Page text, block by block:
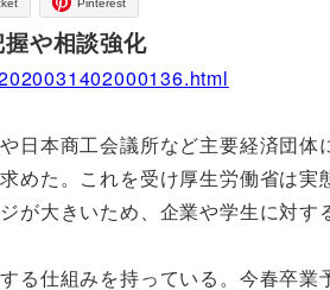
Pinterest
や相談強化
日本商工会議所など主要経済団体
めた。これを受け厚生労働省は実
が大きいため、企業や学生に対す
仕組みを持っている。今春卒業